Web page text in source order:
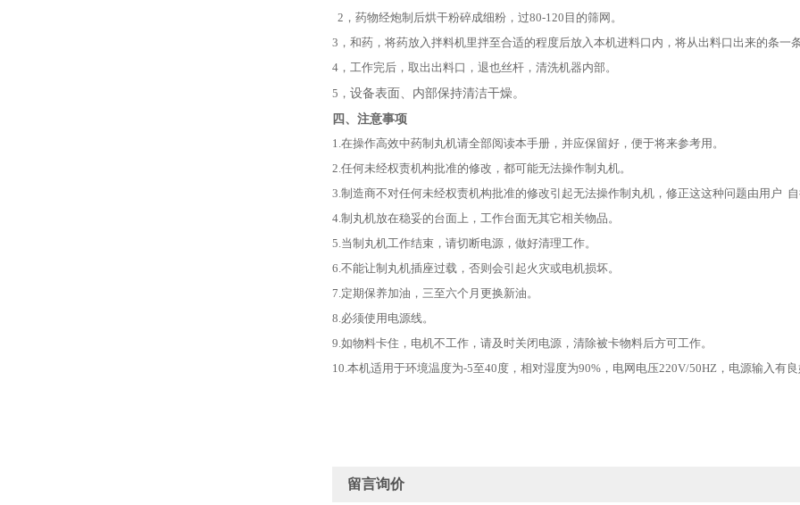
2，药物经炮制后烘干粉碎成细粉，过80-120目的筛网。
3，和药，将药放入拌料机里拌至合适的程度后放入本机进料口内，将从出料口出来的条一
4，工作完后，取出出料口，退也丝杆，清洗机器内部。
5， 设备表面、内部保持清洁干燥。
四、注意事项
1.在操作高效中药制丸机请全部阅读本手册，并应保留好，便于将来参考用。
2.任何未经权责机构批准的修改，都可能无法操作制丸机。
3.制造商不对任何未经权责机构批准的修改引起无法操作制丸机，修正这这种问题由用户 自
4.制丸机放在稳妥的台面上，工作台面无其它相关物品。
5.当制丸机工作结束，请切断电源，做好清理工作。
6.不能让制丸机插座过载，否则会引起火灾或电机损坏。
7.定期保养加油，三至六个月更换新油。
8.必须使用电源线。
9.如物料卡住，电机不工作，请及时关闭电源，清除被卡物料后方可工作。
10.本机适用于环境温度为-5至40度，相对湿度为90%，电网电压220V/50HZ，电源输入有良
留言询价